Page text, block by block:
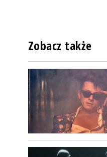
Zobacz także